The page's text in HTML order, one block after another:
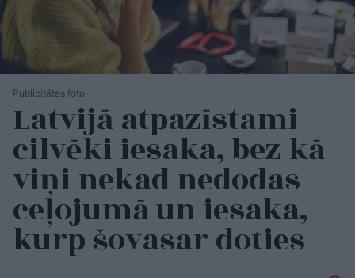
Publicitātes foto
Latvijā atpazīstami
cilvēki iesaka, bez kā
viņi nekad nedodas
ceļojumā un iesaka,
kurp šovasar doties